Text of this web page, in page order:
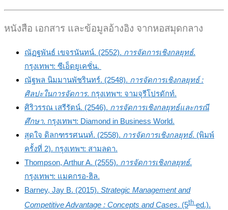
หนังสือ เอกสาร และข้อมูลอ้างอิง จากหอสมุดกลาง
ณัฏฐพันธ์ เขจรนันทน์. (2552). การจัดการเชิงกลยุทธ์.
กรุงเทพฯ: ซีเอ็ดยูเคชั่น.
ณัฐพล นิมมานพัชรินทร์. (2548). การจัดการเชิงกลยุทธ์ :
ศิลปะในการจัดการ. กรุงเทพฯ: จามจุรีโปรดักท์.
ศิริวรรณ เสรีรัตน์. (2546). การจัดการเชิงกลยุทธ์และกรณี
ศึกษา. กรุงเทพฯ: Diamond in Business World.
สุดใจ ดิลกฑรรศนนท์. (2558). การจัดการเชิงกลยุทธ์. (พิมพ์
ครั้งที่ 2). กรุงเทพฯ: สามลดา.
Thompson, Arthur A. (2555). การจัดการเชิงกลยุทธ์.
กรุงเทพฯ: แมคกรอ-ฮิล.
Barney, Jay B. (2015). Strategic Management and
Competitive Advantage : Concepts and Cases. (5th ed.).